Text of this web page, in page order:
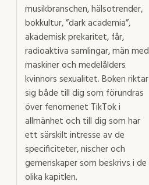
musikbranschen, hälsotrender,
bokkultur, ”dark academia”,
akademisk prekaritet, får,
radioaktiva samlingar, män med
maskiner och medelålders
kvinnors sexualitet. Boken riktar
sig både till dig som förundras
över fenomenet TikTok i
allmänhet och till dig som har
ett särskilt intresse av de
specificiteter, nischer och
gemenskaper som beskrivs i de
olika kapitlen.